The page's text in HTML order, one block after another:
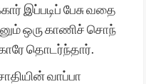
இப்படிப் பேசு வதை
ஒரு காணிச் சொந்
தொடர்ந்தார்.
வாப்பா
ரா.நீலமேகம்